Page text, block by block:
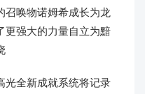
召唤物诺姆希成长为龙
更强大的力量自立为黯
光全新成就系统将记录